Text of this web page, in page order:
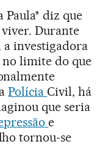
Paula* diz que
viver. Durante
a investigadora
no limite do que
Polícia Civil, há
que seria
e
tornou-se